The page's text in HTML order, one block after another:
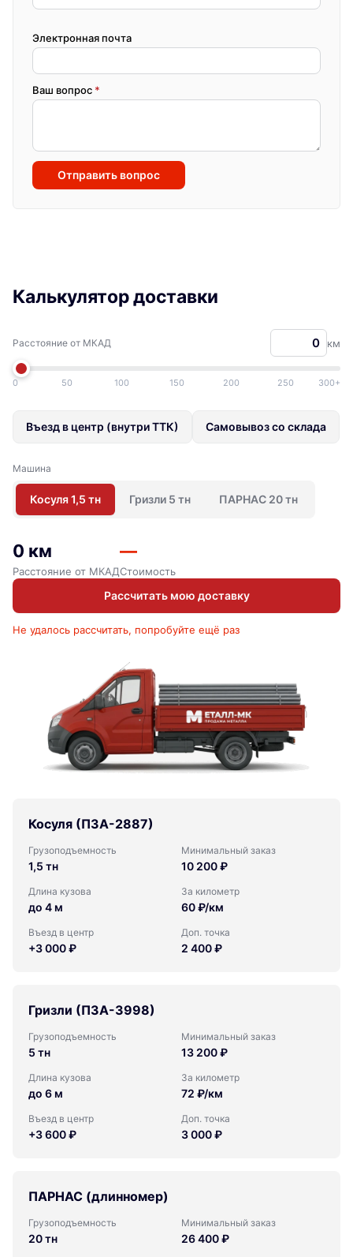
Электронная почта
Ваш вопрос *
Отправить вопрос
Калькулятор доставки
Расстояние от МКАД км
0 50 100 150 200 250 300+
Въезд в центр (внутри ТТК) Самовывоз со склада
Машина
Косуля 1,5 тн Гризли 5 тн ПАРНАС 20 тн
0 км
Расстояние от МКАД
—
Стоимость
Рассчитать мою доставку
Не удалось рассчитать, попробуйте ещё раз
Косуля (ПЗА-2887)
Грузоподъемность
1,5 тн
Минимальный заказ
10 200 ₽
Длина кузова
до 4 м
За километр
60 ₽/км
Въезд в центр
+3 000 ₽
Доп. точка
2 400 ₽
Гризли (ПЗА-3998)
Грузоподъемность
5 тн
Минимальный заказ
13 200 ₽
Длина кузова
до 6 м
За километр
72 ₽/км
Въезд в центр
+3 600 ₽
Доп. точка
3 000 ₽
ПАРНАС (длинномер)
Грузоподъемность
20 тн
Минимальный заказ
26 400 ₽